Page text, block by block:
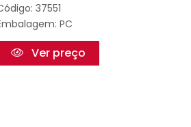
37551
PC
Ver preço